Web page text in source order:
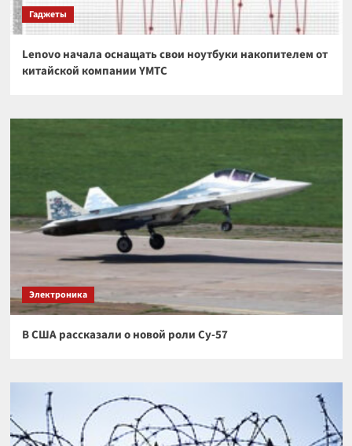
Гаджеты
Lenovo начала оснащать свои ноутбуки накопителем от
китайской компании YMTC
Электроника
В США рассказали о новой роли Су-57